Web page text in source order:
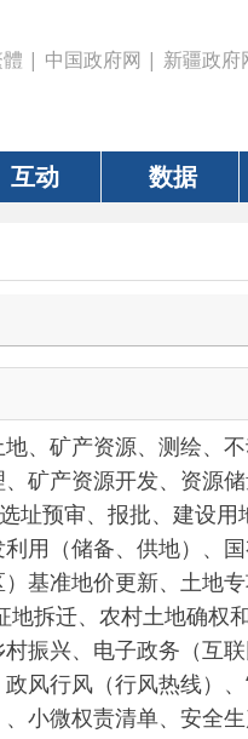
| 新疆政府网| 克州政府网 |
数据 网站地图
测绘、不动产登记、国土
、资源储量管理、矿产资
、建设用地规划许可和建
地）、国有未利用土地开
、土地专项治理(非法开
土地确权和集体建设用地
务（互联网+）、政务一
热线）、“放管服”改革、
、安全生产(消防、应急)
处等工作，并与县国土资
书记抓好党务工作。 履
、乌恰县草原监理所。 联